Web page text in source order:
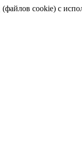
(файлов cookie) с